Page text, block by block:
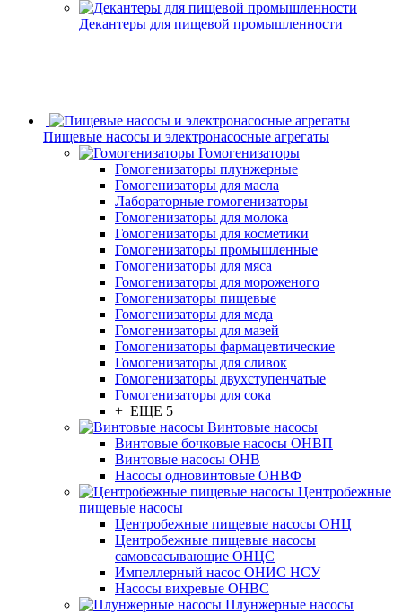
Декантеры для пищевой промышленности
Пищевые насосы и электронасосные агрегаты
Гомогенизаторы
Гомогенизаторы плунжерные
Гомогенизаторы для масла
Лабораторные гомогенизаторы
Гомогенизаторы для молока
Гомогенизаторы для косметики
Гомогенизаторы промышленные
Гомогенизаторы для мяса
Гомогенизаторы для мороженого
Гомогенизаторы пищевые
Гомогенизаторы для меда
Гомогенизаторы для мазей
Гомогенизаторы фармацевтические
Гомогенизаторы для сливок
Гомогенизаторы двухступенчатые
Гомогенизаторы для сока
+ ЕЩЕ 5
Винтовые насосы
Винтовые бочковые насосы ОНВП
Винтовые насосы ОНВ
Насосы одновинтовые ОНВФ
Центробежные
пищевые насосы
Центробежные пищевые насосы ОНЦ
Центробежные пищевые насосы
самовсасывающие ОНЦС
Импеллерный насос ОНИС НСУ
Насосы вихревые ОНВС
Плунжерные насосы